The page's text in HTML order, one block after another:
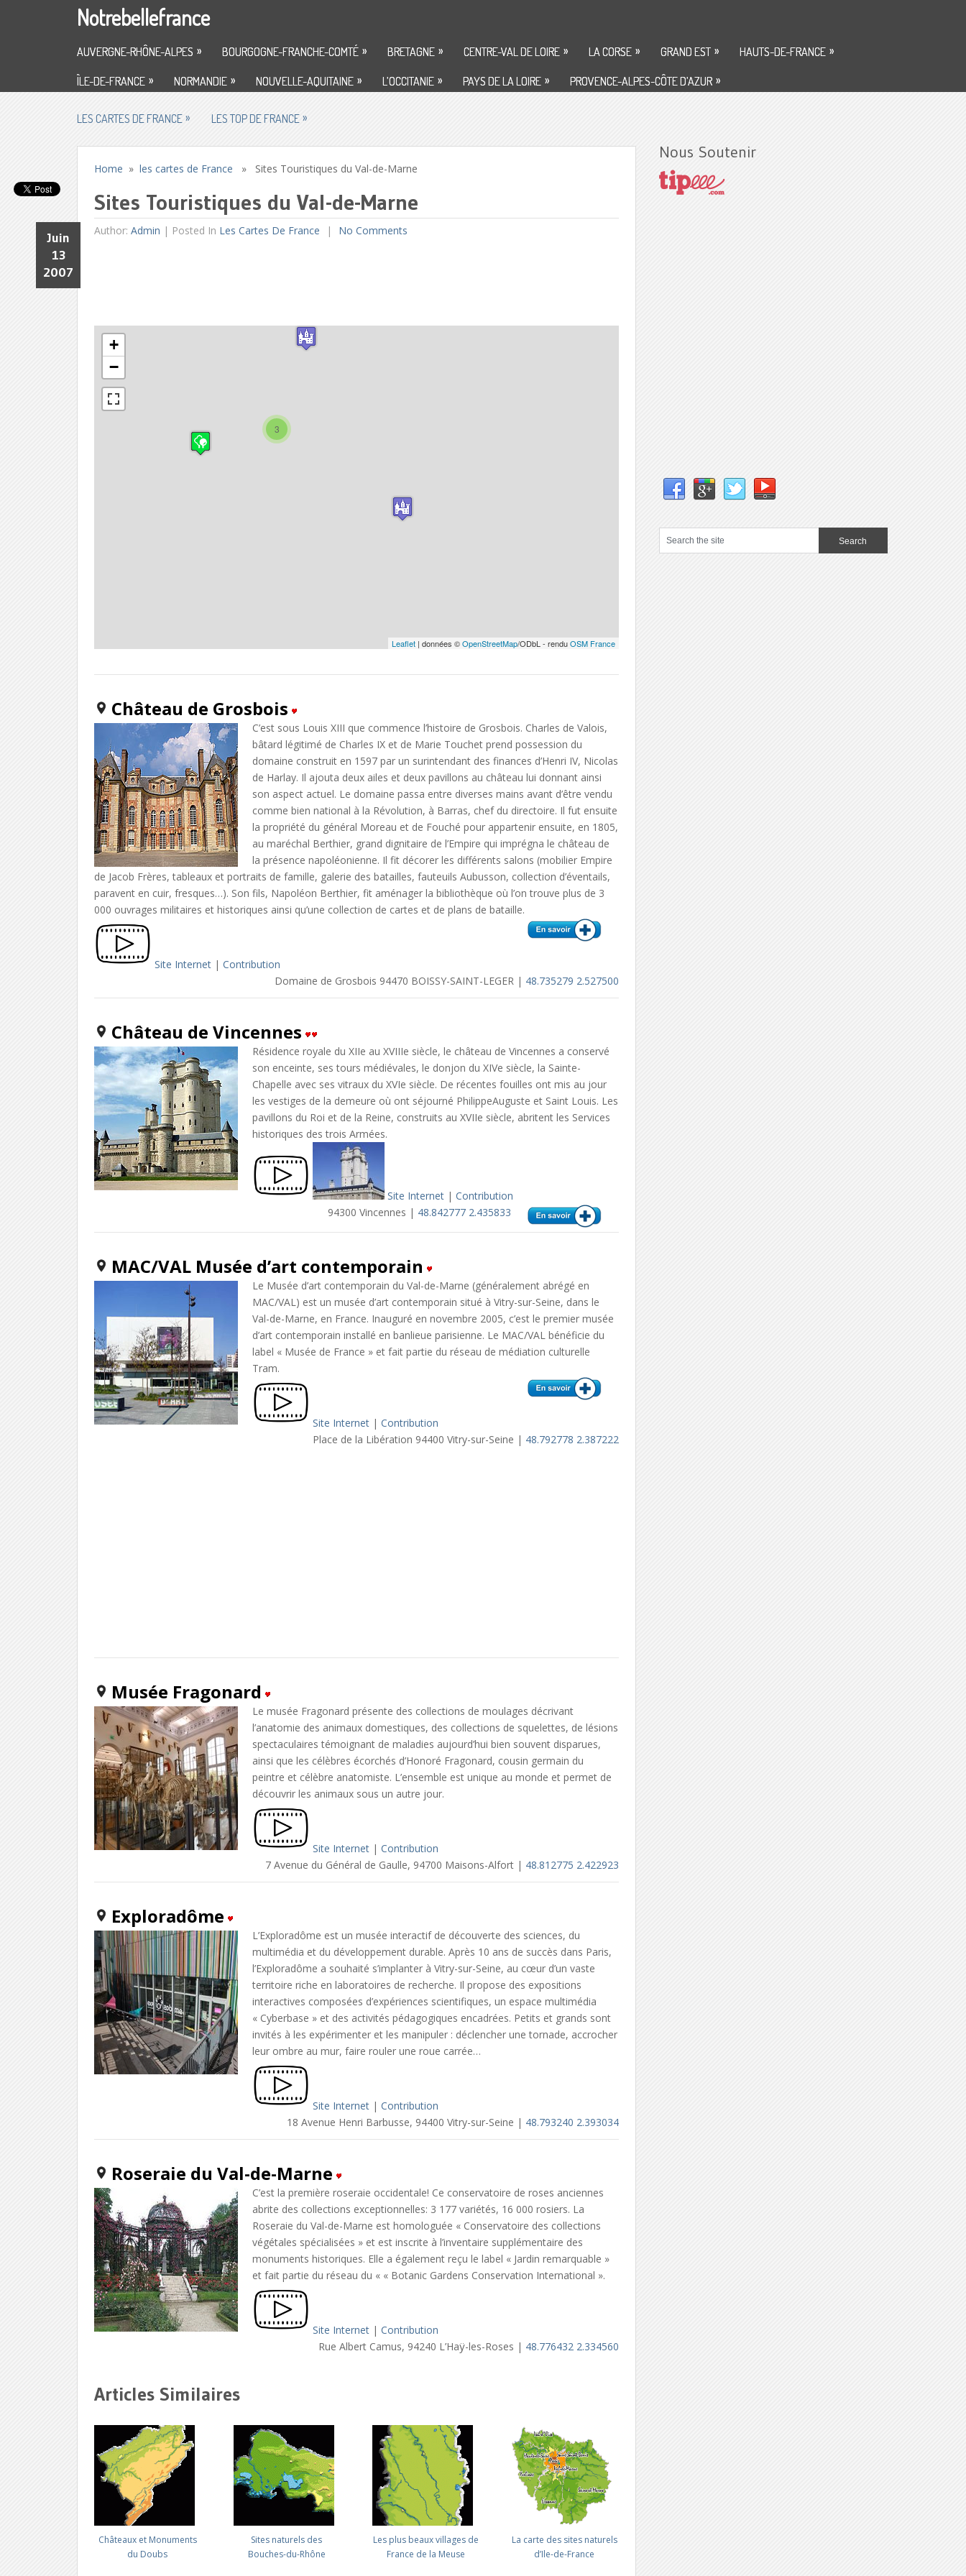
Notrebellefrance
AUVERGNE-RHÔNE-ALPES » BOURGOGNE-FRANCHE-COMTÉ » BRETAGNE » CENTRE-VAL DE LOIRE » LA CORSE » GRAND EST » HAUTS-DE-FRANCE »
ÎLE-DE-FRANCE » NORMANDIE » NOUVELLE-AQUITAINE » L’OCCITANIE » PAYS DE LA LOIRE » PROVENCE-ALPES-CÔTE D’AZUR »
LES CARTES DE FRANCE » LES TOP DE FRANCE »
Home »les cartes de France » Sites Touristiques du Val-de-Marne
Sites Touristiques du Val-de-Marne
Author:Admin |
Juin
13
2007
Posted In Les Cartes De France No Comments
3
+
−
Leaflet | données ©OpenStreetMap/ODbL - renduOSM France
Château de Grosbois
C’est sous Louis XIII que commence l’histoire de Grosbois. Charles de Valois,
bâtard légitimé de Charles IX et de Marie Touchet prend possession du
domaine construit en 1597 par un surintendant des finances d’Henri IV, Nicolas
de Harlay. Il ajouta deux ailes et deux pavillons au château lui donnant ainsi
son aspect actuel. Le domaine passa entre diverses mains avant d’être vendu
comme bien national à la Révolution, à Barras, chef du directoire. Il fut ensuite
la propriété du général Moreau et de Fouché pour appartenir ensuite, en 1805,
au maréchal Berthier, grand dignitaire de l’Empire qui imprégna le château de
la présence napoléonienne. Il fit décorer les différents salons (mobilier Empire
de Jacob Frères, tableaux et portraits de famille, galerie des batailles, fauteuils Aubusson, collection d’éventails,
paravent en cuir, fresques…). Son fils, Napoléon Berthier, fit aménager la bibliothèque où l’on trouve plus de 3
000 ouvrages militaires et historiques ainsi qu’une collection de cartes et de plans de bataille.
Site Internet |Contribution
Domaine de Grosbois 94470 BOISSY-SAINT-LEGER | 48.735279 2.527500
Château de Vincennes
Résidence royale du XIIe au XVIIIe siècle, le château de Vincennes a conservé
son enceinte, ses tours médiévales, le donjon du XIVe siècle, la Sainte-
Chapelle avec ses vitraux du XVIe siècle. De récentes fouilles ont mis au jour
les vestiges de la demeure où ont séjourné PhilippeAuguste et Saint Louis. Les
pavillons du Roi et de la Reine, construits au XVIIe siècle, abritent les Services
historiques des trois Armées.
Site Internet |Contribution
94300 Vincennes | 48.842777 2.435833
MAC/VAL Musée d’art contemporain
Le Musée d’art contemporain du Val-de-Marne (généralement abrégé en
MAC/VAL) est un musée d’art contemporain situé à Vitry-sur-Seine, dans le
Val-de-Marne, en France. Inauguré en novembre 2005, c’est le premier musée
d’art contemporain installé en banlieue parisienne. Le MAC/VAL bénéficie du
label « Musée de France » et fait partie du réseau de médiation culturelle
Tram.
Site Internet |Contribution
Place de la Libération 94400 Vitry-sur-Seine | 48.792778 2.387222
Musée Fragonard
Le musée Fragonard présente des collections de moulages décrivant
l’anatomie des animaux domestiques, des collections de squelettes, de lésions
spectaculaires témoignant de maladies aujourd’hui bien souvent disparues,
ainsi que les célèbres écorchés d’Honoré Fragonard, cousin germain du
peintre et célèbre anatomiste. L’ensemble est unique au monde et permet de
découvrir les animaux sous un autre jour.
Site Internet |Contribution
7 Avenue du Général de Gaulle, 94700 Maisons-Alfort | 48.812775 2.422923
Exploradôme
L’Exploradôme est un musée interactif de découverte des sciences, du
multimédia et du développement durable. Après 10 ans de succès dans Paris,
l’Exploradôme a souhaité s’implanter à Vitry-sur-Seine, au cœur d’un vaste
territoire riche en laboratoires de recherche. Il propose des expositions
interactives composées d’expériences scientifiques, un espace multimédia
« Cyberbase » et des activités pédagogiques encadrées. Petits et grands sont
invités à les expérimenter et les manipuler : déclencher une tornade, accrocher
leur ombre au mur, faire rouler une roue carrée…
Site Internet |Contribution
18 Avenue Henri Barbusse, 94400 Vitry-sur-Seine | 48.793240 2.393034
Roseraie du Val-de-Marne
C’est la première roseraie occidentale! Ce conservatoire de roses anciennes
abrite des collections exceptionnelles: 3 177 variétés, 16 000 rosiers. La
Roseraie du Val-de-Marne est homologuée « Conservatoire des collections
végétales spécialisées » et est inscrite à l’inventaire supplémentaire des
monuments historiques. Elle a également reçu le label « Jardin remarquable »
et fait partie du réseau du « « Botanic Gardens Conservation International ».
Site Internet |Contribution
Rue Albert Camus, 94240 L’Haÿ-les-Roses | 48.776432 2.334560
Articles Similaires
Châteaux et Monuments
du Doubs
Sites naturels des
Bouches-du-Rhône
Les plus beaux villages de
France de la Meuse
La carte des sites naturels
d’Ile-de-France
Nous Soutenir